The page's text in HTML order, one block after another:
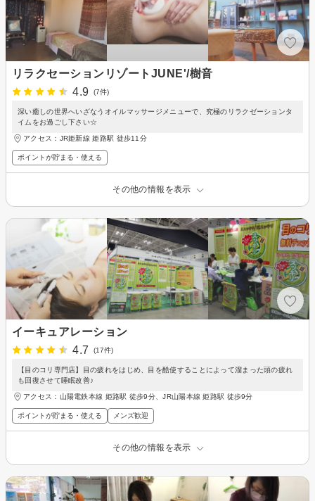
リラクセーションリゾートJUNE'/樹音
4.9
(7件)
深い癒しの世界へいざなうオイルマッサージメニューで、究極のリラクゼーションタ
イムをお過ごし下さい☆
アクセス：JR姫新線 姫路駅 徒歩11分
ポイントが貯まる・使える
その他の情報を表示
イーキュアレーション
4.7
(17件)
【目のコリ専門店】目の疲れをはじめ、目を酷使することによって溜まった頭の疲れ
も回復させて睡眠改善♪
アクセス：山陽電鉄本線 姫路駅 徒歩9分、JR山陽本線 姫路駅 徒歩9分
ポイントが貯まる・使える メンズ歓迎
その他の情報を表示